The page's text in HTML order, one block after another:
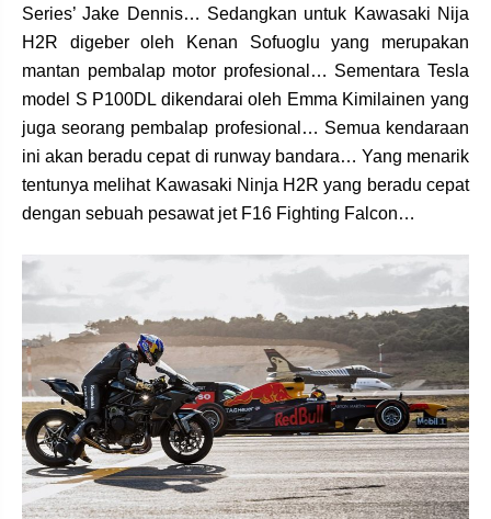
Series’ Jake Dennis… Sedangkan untuk Kawasaki Nija
H2R digeber oleh Kenan Sofuoglu yang merupakan
mantan pembalap motor profesional… Sementara Tesla
model S P100DL dikendarai oleh Emma Kimilainen yang
juga seorang pembalap profesional… Semua kendaraan
ini akan beradu cepat di runway bandara… Yang menarik
tentunya melihat Kawasaki Ninja H2R yang beradu cepat
dengan sebuah pesawat jet F16 Fighting Falcon…